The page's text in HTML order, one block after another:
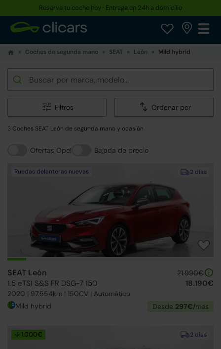
Reserva tu coche hoy · Entrega en 24h a domicilio
Coches de segunda mano SEAT León Mild hybrid
Filtros Ordenar por
3 Coches SEAT León de segunda mano y ocasión
Ofertas Opel Bajada de precio
2 días
Ruedas delanteras nuevas
SEAT León
1.5 eTSI S&S FR DSG-7 150
2020 | 97.554km | 150CV | Automático
21.990€
18.190€
Mild hybrid Desde 297€/mes
2 días
↓ 1.000€